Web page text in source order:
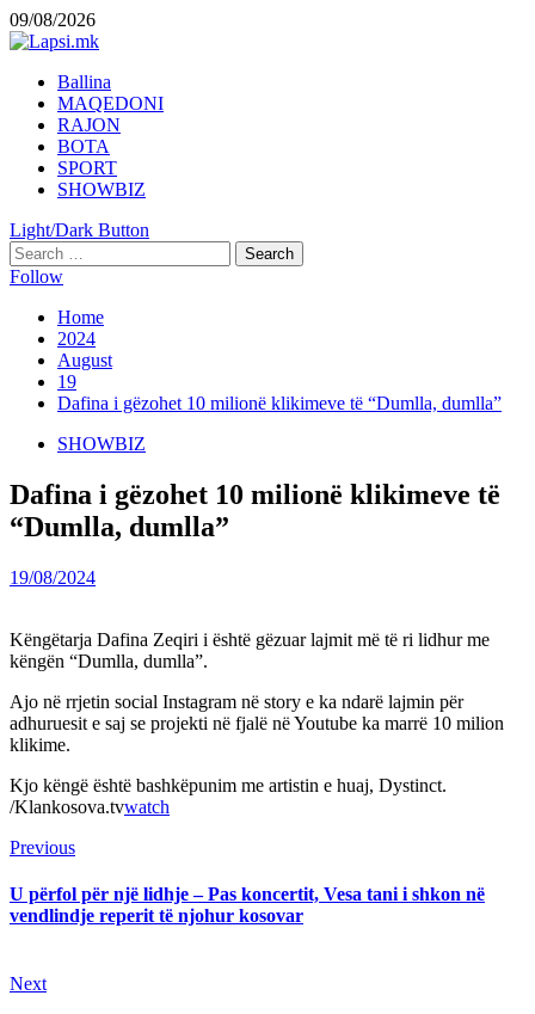
Skip
to
09/08/2026
Primary
Menu
Ballina
MAQEDONI
RAJON
BOTA
SPORT
SHOWBIZ
Light/Dark Button
Search
for:
Follow
Home
2024
August
19
Dafina i gëzohet 10 milionë klikimeve të “Dumlla, dumlla”
SHOWBIZ
Dafina i gëzohet 10 milionë klikimeve të
“Dumlla, dumlla”
19/08/2024
Këngëtarja Dafina Zeqiri i është gëzuar lajmit më të ri lidhur me
këngën “Dumlla, dumlla”.
Ajo në rrjetin social Instagram në story e ka ndarë lajmin për
adhuruesit e saj se projekti në fjalë në Youtube ka marrë 10 milion
klikime.
Kjo këngë është bashkëpunim me artistin e huaj, Dystinct.
/Klankosova.tvwatch
Continue
Reading
PreviousPrevious
U përfol për një lidhje – Pas koncertit, Vesa tani i shkon në
vendlindje reperit të njohur kosovar
NextNext